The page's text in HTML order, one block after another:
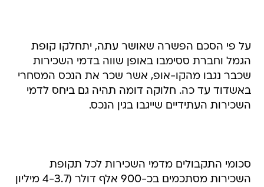
על פי הסכם הפשרה שאושר עתה, יתחלקו קופת
הגמל וחברת ססימבו באופן שווה בדמי השכירות
שכבר נגבו מהקו-אופ, אשר שכר את הנכס המסחרי
באשדוד עד כה. חלוקה דומה תהיה גם ביחס לדמי
השכירות העתידיים שייגבו בגין הנכס.
סכומי התקבולים מדמי השכירות לכל תקופת
השכירות מסתכמים בכ-900 אלף דולר (4-3.7 מיליון